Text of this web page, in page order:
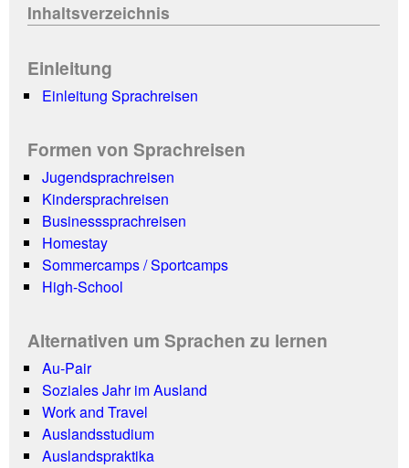
Inhaltsverzeichnis
Einleitung
Einleitung Sprachreisen
Formen von Sprachreisen
Jugendsprachreisen
Kindersprachreisen
Businesssprachreisen
Homestay
Sommercamps / Sportcamps
High-School
Alternativen um Sprachen zu lernen
Au-Pair
Soziales Jahr im Ausland
Work and Travel
Auslandsstudium
Auslandspraktika